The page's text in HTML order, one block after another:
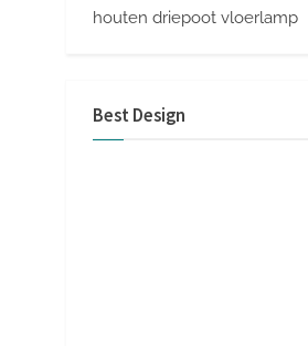
houten driepoot vloerlamp
Best Design